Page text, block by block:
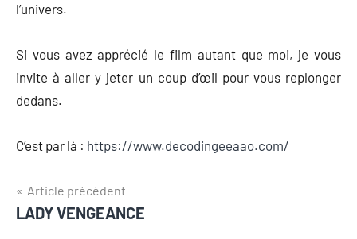
l’univers.
Si vous avez apprécié le film autant que moi, je vous
invite à aller y jeter un coup d’œil pour vous replonger
dedans.
C’est par là : https://www.decodingeeaao.com/
Navigation
de
Article précédent
LADY VENGEANCE